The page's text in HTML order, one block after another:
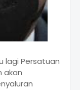
lagi Persatuan
akan